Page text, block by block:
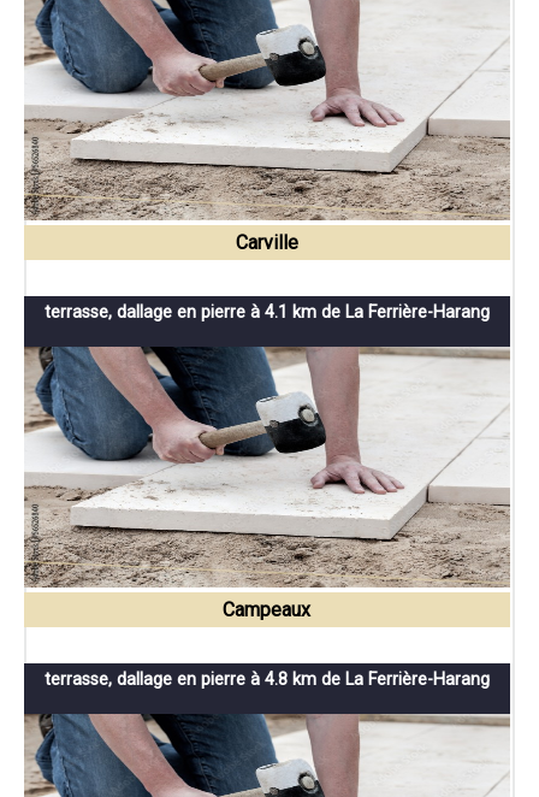
Carville
terrasse, dallage en pierre à 4.1 km de La Ferrière-Harang
Campeaux
terrasse, dallage en pierre à 4.8 km de La Ferrière-Harang